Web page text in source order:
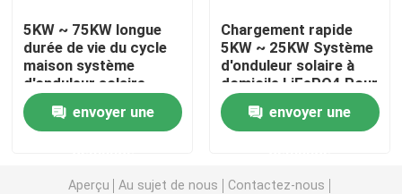
Paquet de batterie d'ion de lithium
Centrale portative de lithium
5KW ~ 75KW longue
durée de vie du cycle
maison système
d'onduleur solaire
51.2V UPS cadeaux
envoyer une
Chargement rapide
5KW ~ 25KW Système
d'onduleur solaire à
domicile LiFePO4 Pour
la lumière LED 51.2V
envoyer une
Aperçu Au sujet de nous
Contactez-nous